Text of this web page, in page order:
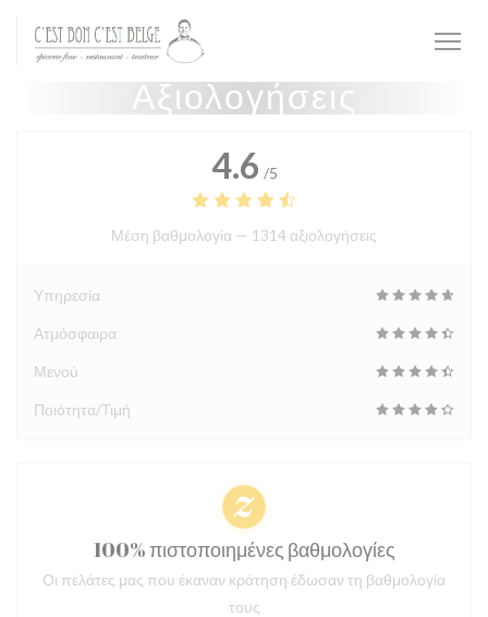
Πίνακας διαχείρισης "Μπισκότων" (Cookies)
Αξιολογήσεις
4.6 /5
Μέση βαθμολογία — 1314 αξιολογήσεις
Υπηρεσία
Ατμόσφαιρα
Μενού
Ποιότητα/Τιμή
100% πιστοποιημένες βαθμολογίες
Οι πελάτες μας που έκαναν κράτηση έδωσαν τη βαθμολογία
τους